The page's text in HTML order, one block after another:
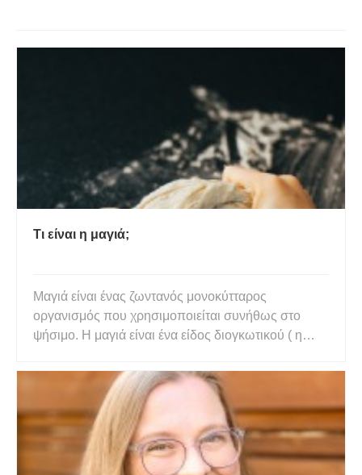
Τι είναι η μαγιά;
Μαγιά είναι ένας ζωντανός μονοκύτταρος
οργανισμός που χρησιμοποιείται συνήθως στο
ψήσιμο. Η μαγιά είναι ένα είδος διογκωτικού ( η
επίσης να χρησιμοποιηθούν ωςδιογκωτικοί
παράγοντες ). Η μαγιά μετατρέπει τη ζάχαρη και το
άμυλο (από τη ζάχαρη και το αλεύρ